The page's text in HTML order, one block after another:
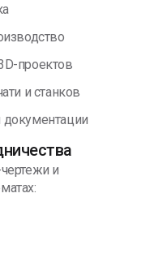
проектов
и станков
и